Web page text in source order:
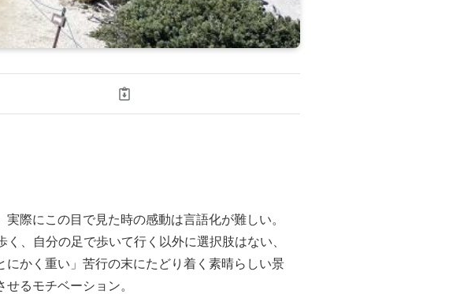
際にこの目で見た時の感動は言語化が難しい。
、自分の足で歩いて行く以外に選択肢はない、
かく重い」苦行の末にたどり着く素晴らしい景
るモチベーション。